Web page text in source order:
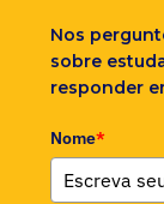
Nos
sobre
responder
Nome*